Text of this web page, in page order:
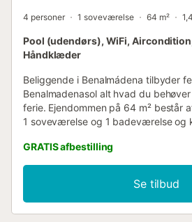
4 personer 1 soveværelse 64 m²
Pool (udendørs), WiFi,
Håndklæder
Beliggende i Benalmádena tilbyder
Benalmadenasol alt hvad du
ferie. Ejendommen på 64 m² består
1 soveværelse og 1 badeværelse og
Wi-Fi (egnet til videoopkald) med et
arbejdsområde, 2 fjernsyn (i stuen
aircondition i stuen, en ventilator og
barneseng er også tilgængelig.
med en elevator.
GRATIS afbestilling
Se tilbud